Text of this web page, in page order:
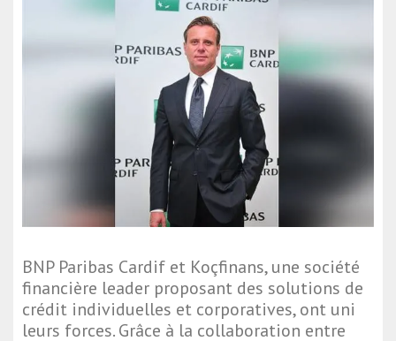
BNP Paribas Cardif et Koçfinans, une société
financière leader proposant des solutions de
crédit individuelles et corporatives, ont uni
leurs forces. Grâce à la collaboration entre